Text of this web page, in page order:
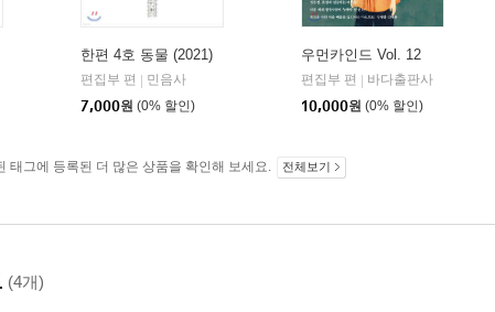
한편 4호 동물 (2021)
편집부 편
민음사
7,000원 (0% 할인)
우먼카인드 Vol. 12
편집부 편
바다출판사
10,000원 (0% 할인)
태그에 등록된 더 많은 상품을 확인해 보세요. 전체보기
(4개)